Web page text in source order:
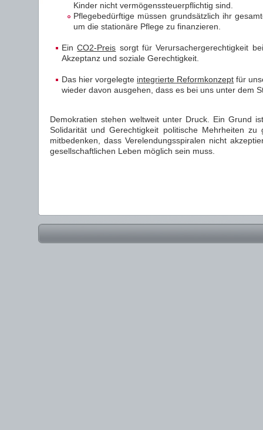
Kinder nicht vermögenssteuerpflichtig sind.
Pflegebedürftige müssen grundsätzlich ihr
um die stationäre Pflege zu finanzieren.
EinCO2-Preis sorgt für Verursachergerechtigkeit
Akzeptanz und soziale Gerechtigkeit.
Das hier vorgelegte integrierte Reformkonzept für
wieder davon ausgehen, dass es bei uns unter dem
Demokratien stehen weltweit unter Druck. Ein Grund
Solidarität und Gerechtigkeit politische Mehrheiten
mitbedenken, dass Verelendungsspiralen nicht
gesellschaftlichen Leben möglich sein muss.